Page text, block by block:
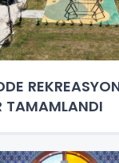
TAMAMLANDI